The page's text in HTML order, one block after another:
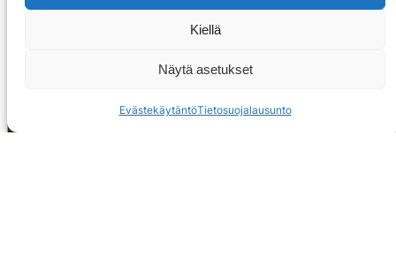
Kiellä
Näytä asetukset
EvästekäytäntöTietosuojalausunto
OTA YHTEYTTÄ